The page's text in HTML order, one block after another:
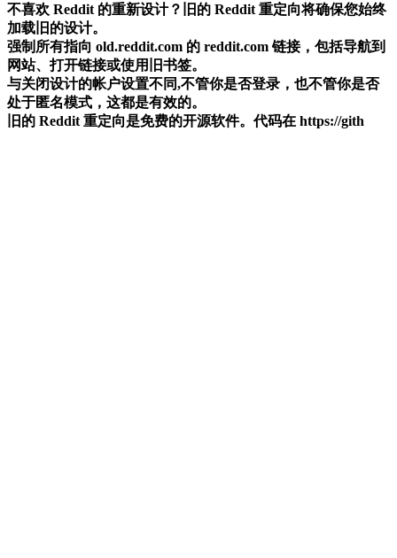
不喜欢 Reddit 的重新设计？旧的 Reddit 重定向将确保您始终
加载旧的设计。
强制所有指向 old.reddit.com 的 reddit.com 链接，包括导航到
网站、打开链接或使用旧书签。
与关闭设计的帐户设置不同,不管你是否登录，也不管你是否
处于匿名模式，这都是有效的。
旧的 Reddit 重定向是免费的开源软件。代码在 https://gith